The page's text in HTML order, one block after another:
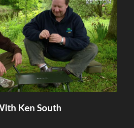
Ken South